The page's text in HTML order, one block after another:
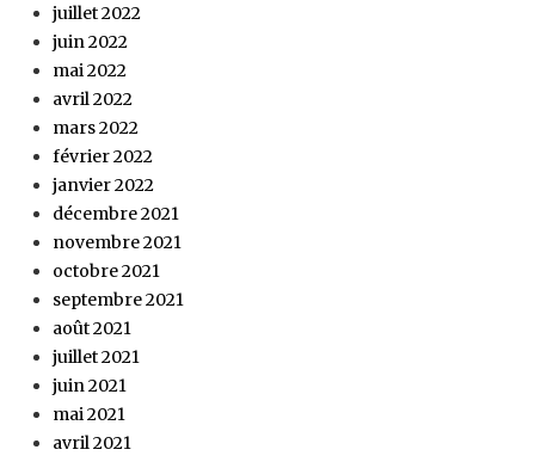
juillet 2022
juin 2022
mai 2022
avril 2022
mars 2022
février 2022
janvier 2022
décembre 2021
novembre 2021
octobre 2021
septembre 2021
août 2021
juillet 2021
juin 2021
mai 2021
avril 2021